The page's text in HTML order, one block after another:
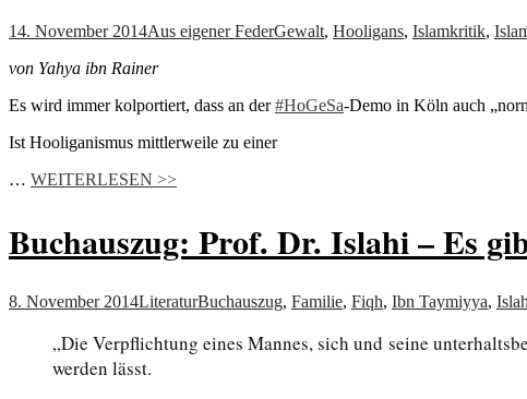
14. November 2014Aus eigener FederGewalt, Hooligans, Islamkritik,
von Yahya ibn Rainer
Es wird immer kolportiert, dass an der‪#‎HoGeSa‬-Demo in Köln auch
Ist Hooliganismus mittlerweile zu einer
… WEITERLESEN >>
Buchauszug: Prof. Dr. Islahi – Es
8. November 2014LiteraturBuchauszug, Familie, Fiqh, Ibn Taymiyya,
„Die Verpflichtung eines Mannes, sich und seine
werden lässt.